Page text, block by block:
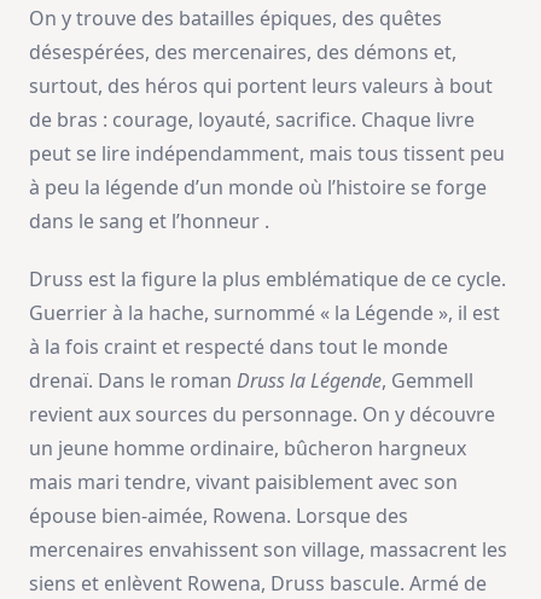
On y trouve des batailles épiques, des quêtes
désespérées, des mercenaires, des démons et,
surtout, des héros qui portent leurs valeurs à bout
de bras : courage, loyauté, sacrifice. Chaque livre
peut se lire indépendamment, mais tous tissent peu
à peu la légende d’un monde où l’histoire se forge
dans le sang et l’honneur .
Druss est la figure la plus emblématique de ce cycle.
Guerrier à la hache, surnommé « la Légende », il est
à la fois craint et respecté dans tout le monde
drenaï. Dans le roman Druss la Légende, Gemmell
revient aux sources du personnage. On y découvre
un jeune homme ordinaire, bûcheron hargneux
mais mari tendre, vivant paisiblement avec son
épouse bien-aimée, Rowena. Lorsque des
mercenaires envahissent son village, massacrent les
siens et enlèvent Rowena, Druss bascule. Armé de